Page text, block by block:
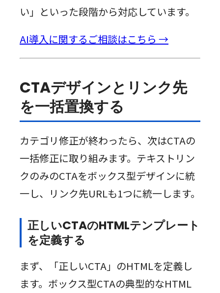
い」といった段階から対応しています。
AI導入に関するご相談はこちら →
CTAデザインとリンク先
を一括置換する
カテゴリ修正が終わったら、次はCTAの
一括修正に取り組みます。テキストリン
クのみのCTAをボックス型デザインに統
一し、リンク先URLも1つに統一します。
正しいCTAのHTMLテンプレート
を定義する
まず、「正しいCTA」のHTMLを定義し
ます。ボックス型CTAの典型的なHTML